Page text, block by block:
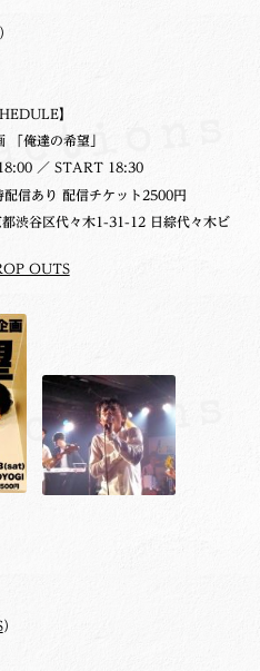
】
「俺達の希望」
／ START 18:30
信あり 配信チケット2500円
渋谷区代々木1-31-12 日綜代々木ビ
OUTS
）